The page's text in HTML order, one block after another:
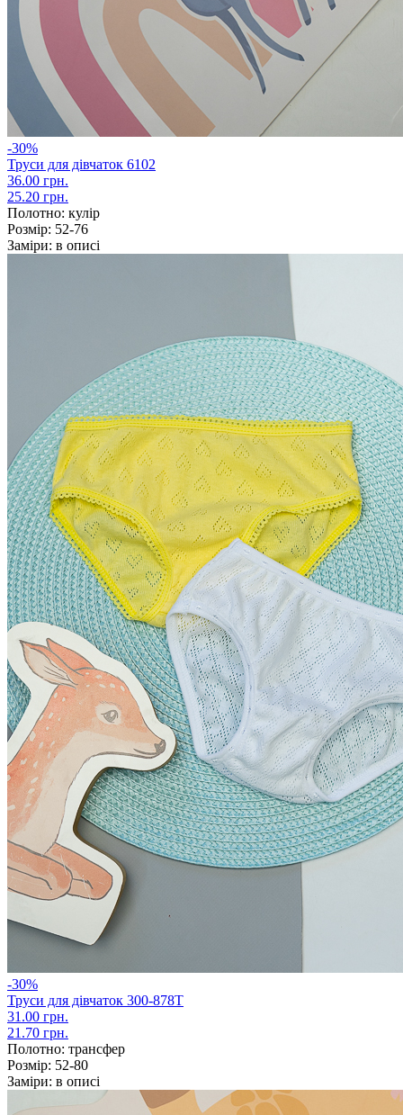
-30%
Труси для дівчаток 6102
36.00 грн.
25.20 грн.
Полотно: кулір
Розмір: 52-76
Заміри: в описі
-30%
Труси для дівчаток 300-878Т
31.00 грн.
21.70 грн.
Полотно: трансфер
Розмір: 52-80
Заміри: в описі